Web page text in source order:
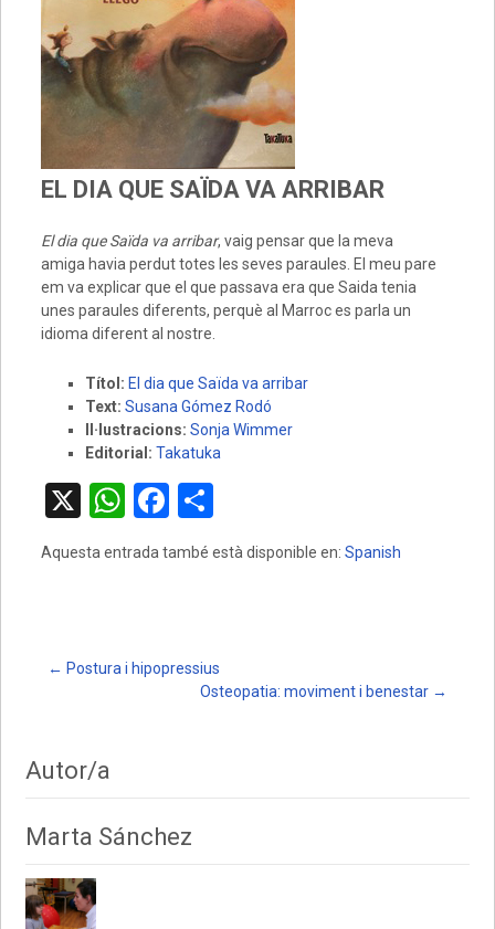
EL DIA QUE SAÏDA VA ARRIBAR
El dia que Saïda va arribar, vaig pensar que la meva
amiga havia perdut totes les seves paraules. El meu pare
em va explicar que el que passava era que Saida tenia
unes paraules diferents, perquè al Marroc es parla un
idioma diferent al nostre.
Títol: El dia que Saïda va arribar
Text: Susana Gómez Rodó
Il·lustracions: Sonja Wimmer
Editorial: Takatuka
X W
h
at
p
F
ce
o
C
o
m
te
Aquesta entrada també està disponible en: Spanish
Post
navigation
← Postura i hipopressius
Osteopatia: moviment i benestar →
Autor/a
Marta Sánchez